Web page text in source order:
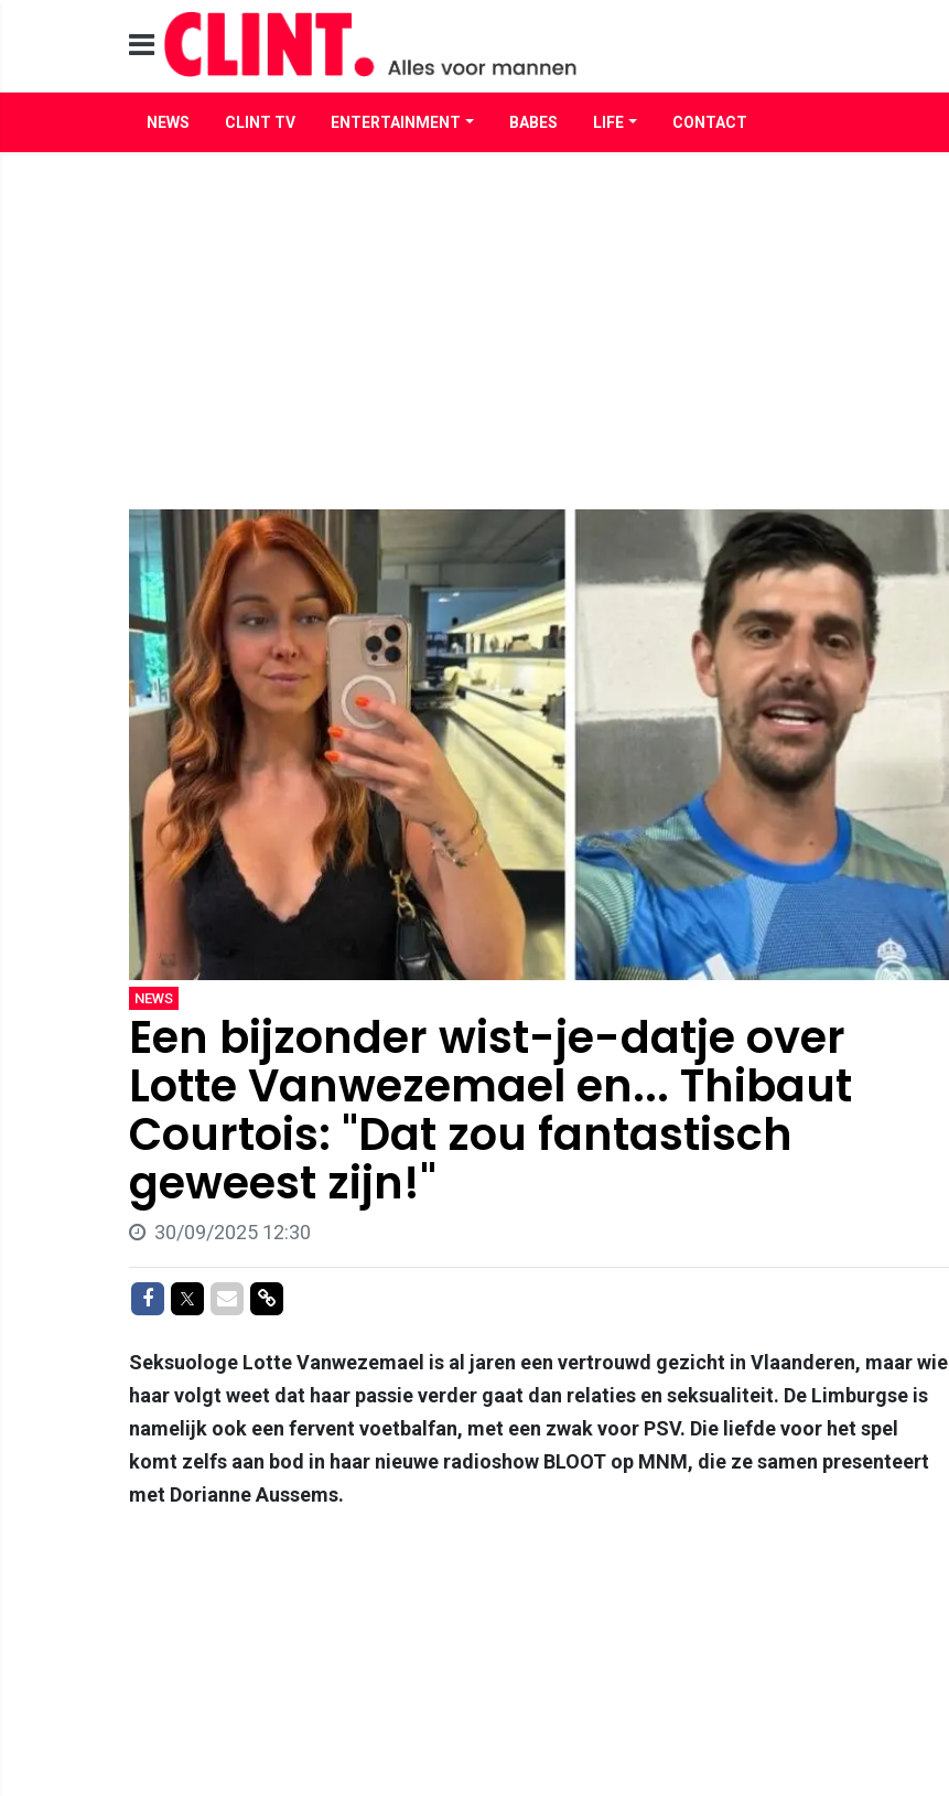
NEWS CLINT TV ENTERTAINMENT BABES LIFE CONTACT
NEWS
Een bijzonder wist-je-datje over
Lotte Vanwezemael en... Thibaut
Courtois: "Dat zou fantastisch
geweest zijn!"
30/09/2025 12:30
Delen op Facebook
Delen op Twitter
Delen via Mail
Delen via link
Seksuologe Lotte Vanwezemael is al jaren een vertrouwd gezicht in Vlaanderen, maar wie
haar volgt weet dat haar passie verder gaat dan relaties en seksualiteit. De Limburgse is
namelijk ook een fervent voetbalfan, met een zwak voor PSV. Die liefde voor het spel
komt zelfs aan bod in haar nieuwe radioshow BLOOT op MNM, die ze samen presenteert
met Dorianne Aussems.